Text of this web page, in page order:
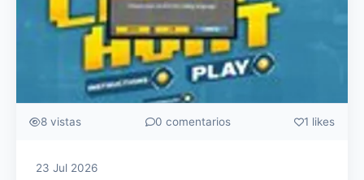
8 vistas 0 comentarios 1 likes
23 Jul 2026